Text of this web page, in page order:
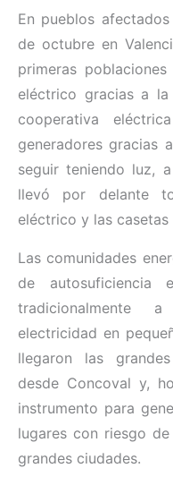
En pueblos
de octubre en
primeras
eléctrico gracias a
cooperativa
generadores gracias
seguir teniendo luz,
llevó por delante
eléctrico y las
Las comunidades
de autosuficiencia
tradicionalmente
electricidad en
llegaron las
desde Concoval y,
instrumento para
lugares con riesgo
grandes ciudades.